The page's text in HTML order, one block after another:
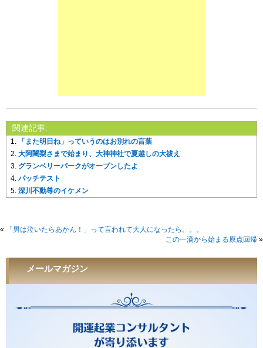
関連記事:
「また明日ね」っていうのはお別れの言葉
大阿闍梨さまで始まり、大神神社で夏越しの大祓え
グランベリーパークがオープンしたよ
パッチテスト
深川不動尊のイケメン
«
「男は泣いたらあかん！」って言われて大人になったら。。。
この一滴から始まる原点回帰 »
メールマガジン